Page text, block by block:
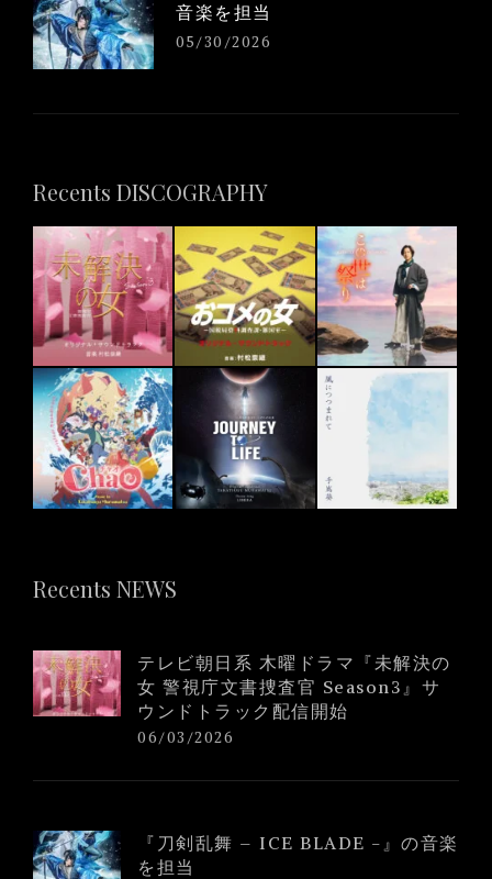
音楽を担当
05/30/2026
Recents DISCOGRAPHY
Recents NEWS
テレビ朝日系 木曜ドラマ『未解決の
女 警視庁文書捜査官 Season3』サ
ウンドトラック配信開始
06/03/2026
『刀剣乱舞 – ICE BLADE -』の音楽
を担当